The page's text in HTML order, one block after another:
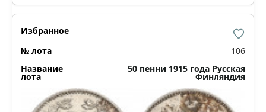
106
50 пенни 1915 года Русская
Финляндия